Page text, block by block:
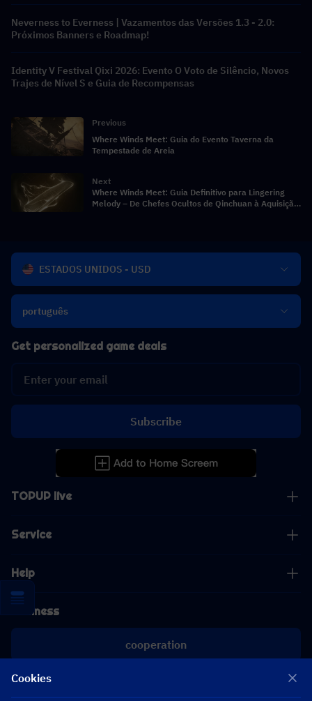
Neverness to Everness | Vazamentos das Versões 1.3 - 2.0:
Próximos Banners e Roadmap!
Identity V Festival Qixi 2026: Evento O Voto de Silêncio, Novos
Trajes de Nível S e Guia de Recompensas
Previous
Where Winds Meet: Guia do Evento Taverna da
Tempestade de Areia
Next
Where Winds Meet: Guia Definitivo para Lingering
Melody – De Chefes Ocultos de Qinchuan à Aquisição
ESTADOS UNIDOS - USD
português
TOPUP live
Service
Help
Business
cooperation
[email protected]
Get personalized game deals
Subscribe
Cookies